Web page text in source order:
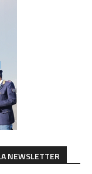
NEWSLETTER